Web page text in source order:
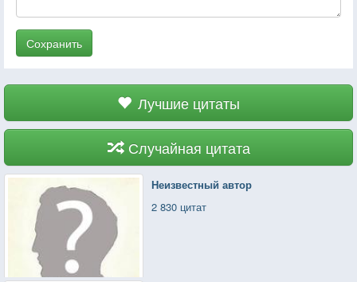
Сохранить
Лучшие цитаты
Случайная цитата
Неизвестный автор
2 830 цитат